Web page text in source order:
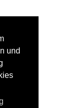
und